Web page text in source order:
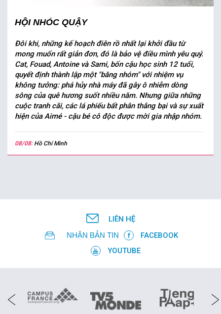
HỘI NHÓC QUẬY
Đôi khi, những kế hoạch điên rồ nhất lại khởi đầu từ
mong muốn rất giản đơn, đó là bảo vệ điều mình yêu quý.
Cat, Fouad, Antoine và Sami, bốn cậu học sinh 12 tuổi,
quyết định thành lập một "băng nhóm" với nhiệm vụ
không tưởng: phá hủy nhà máy đã gây ô nhiễm dòng
sông của quê hương suốt nhiều năm. Nhưng giữa những
cuộc tranh cãi, các lá phiếu bất phân thắng bại và sự xuất
hiện của Aimé - cậu bé cô độc được mời gia nhập nhóm.
08/08: Hồ Chí Minh
LIÊN HỆ
NHẬN BẢN TIN
FACEBOOK
YOUTUBE